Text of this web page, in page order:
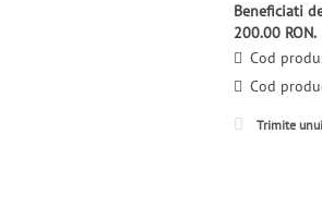
Beneficiati
200.00 RON.
Cod
Cod
Trimite